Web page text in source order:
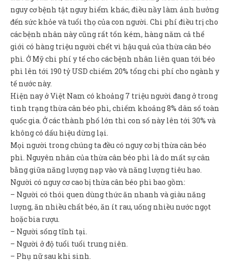
nguy cơ bệnh tật nguy hiểm khác, điều nầy làm ảnh hưởng
đến sức khỏe và tuổi thọ của con người. Chi phí điều trị cho
các bệnh nhân này cũng rất tốn kém, hàng năm cả thế
giới có hàng triệu người chết vì hậu quả của thừa cân béo
phì. Ở Mỹ chi phí y tế cho các bệnh nhân liên quan tới béo
phì lên tới 190 tỷ USD chiếm 20% tổng chi phí cho ngành y
tế nước này.
Hiện nay ở Việt Nam có khoảng 7 triệu người đang ở trong
tình trạng thừa cân béo phì, chiếm khoảng 8% dân số toàn
quốc gia. Ở các thành phố lớn thì con số này lên tới 30% và
không có dấu hiệu dừng lại.
Mọi người trong chúng ta đều có nguy cơ bị thừa cân béo
phì. Nguyên nhân của thừa cân béo phì là do mất sự cân
bằng giữa năng lượng nạp vào và năng lượng tiêu hao.
Người có nguy cơ cao bị thừa cân béo phì bao gồm:
– Người có thói quen dùng thức ăn nhanh và giàu năng
lượng, ăn nhiều chất béo, ăn ít rau, uống nhiều nước ngọt
hoặc bia rượu.
– Người sống tĩnh tại.
– Người ở độ tuổi tuổi trung niên.
– Phụ nữ sau khi sinh.